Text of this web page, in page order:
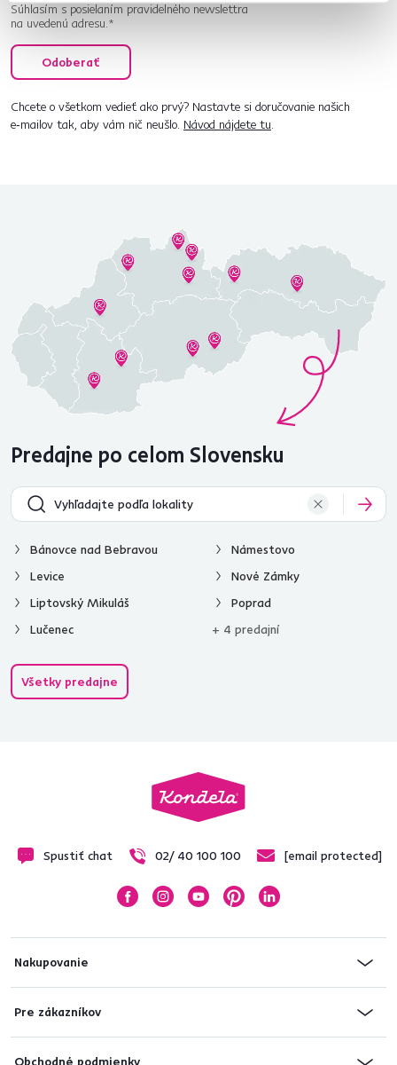
Súhlasím s posielaním pravidelného newslettra
na uvedenú adresu.*
Odoberať
Chcete o všetkom vedieť ako prvý? Nastavte si doručovanie našich
e‑mailov tak, aby vám nič neušlo. Návod nájdete tu.
Predajne po celom Slovensku
Bánovce nad Bebravou
Levice
Liptovský Mikuláš
Lučenec
Námestovo
Nové Zámky
Poprad
+ 4 predajní
Všetky predajne
Spustiť chat 02/ 40 100 100 [email protected]
Nakupovanie
Pre zákazníkov
Obchodné podmienky